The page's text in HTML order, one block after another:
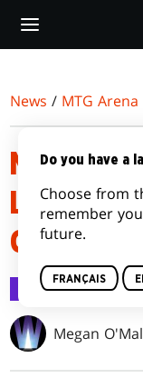
main
News / MTG Arena
MTG
LES RUES
CAPENNA
MTG Arena 21
Megan
Do you have a
Choose from
remember
future.
FRANÇAIS